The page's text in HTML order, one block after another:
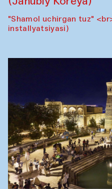
"Shamol uchirgan tuz"
installyatsiyasi)